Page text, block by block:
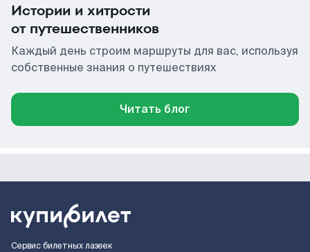
Истории и хитрости
от путешественников
Каждый день строим маршруты для вас, используя
собственные знания о путешествиях
Читать блог
Сервис билетных лазеек